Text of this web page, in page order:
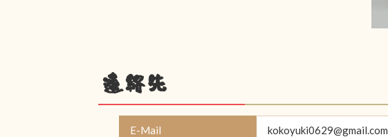
連絡先
E-Mail kokoyuki0629@gmail.com